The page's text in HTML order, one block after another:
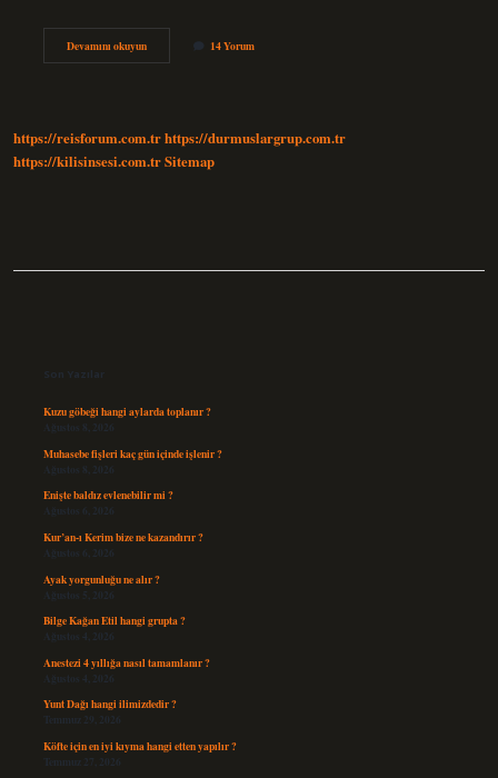
Devamını okuyunGenleşme
Nedir
14 Yorum
https://reisforum.com.trhttps://durmuslargrup.com.tr
https://kilisinsesi.com.trSitemap
Son Yazılar
Kuzu göbeği hangi aylarda toplanır ?
Ağustos 8, 2026
Muhasebe fişleri kaç gün içinde işlenir ?
Ağustos 8, 2026
Enişte baldız evlenebilir mi ?
Ağustos 6, 2026
Kur’an-ı Kerim bize ne kazandırır ?
Ağustos 6, 2026
Ayak yorgunluğu ne alır ?
Ağustos 5, 2026
Bilge Kağan Etil hangi grupta ?
Ağustos 4, 2026
Anestezi 4 yıllığa nasıl tamamlanır ?
Ağustos 4, 2026
Yunt Dağı hangi ilimizdedir ?
Temmuz 29, 2026
Köfte için en iyi kıyma hangi etten yapılır ?
Temmuz 27, 2026